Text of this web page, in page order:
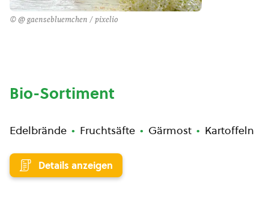
© @ gaensebluemchen / pixelio
Bio-Sortiment
Edelbrände Fruchtsäfte Gärmost Kartoffeln
Details anzeigen